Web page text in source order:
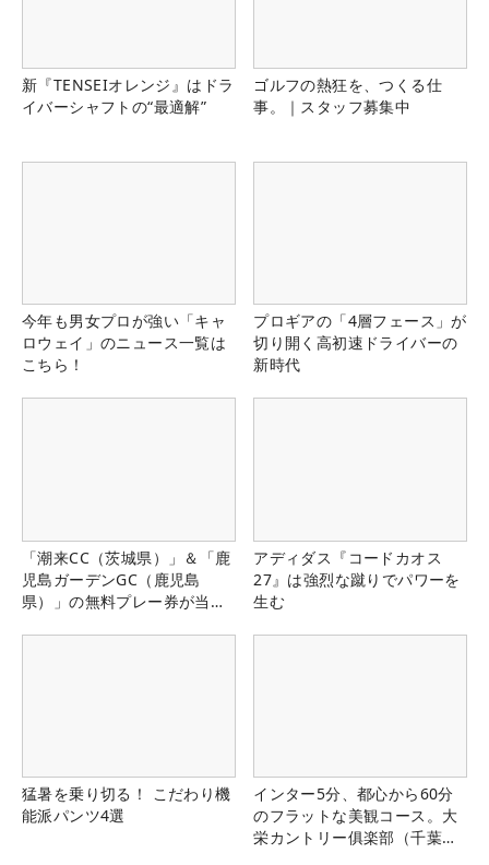
新『TENSEIオレンジ』はドラ
イバーシャフトの“最適解”
ゴルフの熱狂を、つくる仕
事。｜スタッフ募集中
今年も男女プロが強い「キャ
ロウェイ」のニュース一覧は
こちら！
プロギアの「4層フェース」が
切り開く高初速ドライバーの
新時代
「潮来CC（茨城県）」＆「鹿
児島ガーデンGC（鹿児島
県）」の無料プレー券が当た
アディダス『コードカオス
27』は強烈な蹴りでパワーを
生む
猛暑を乗り切る！ こだわり機
能派パンツ4選
インター5分、都心から60分
のフラットな美観コース。大
栄カントリー俱楽部（千葉